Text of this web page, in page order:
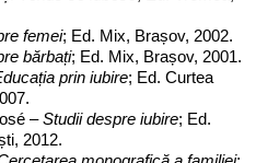
femei; Ed. Mix, Brașov, 2002.
bărbați; Ed. Mix, Brașov, 2001.
prin iubire; Ed. Curtea
–Studii despre iubire; Ed.
2012.